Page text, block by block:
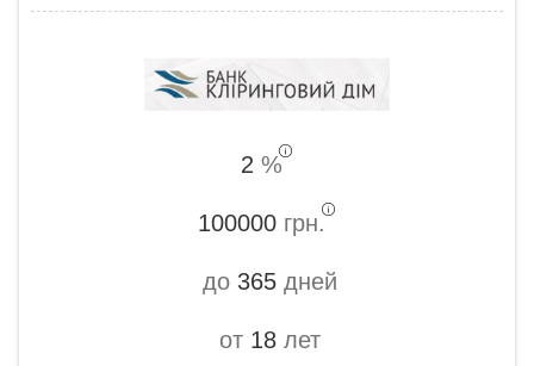
2 %
100000грн.
до 365 дней
от 18 лет